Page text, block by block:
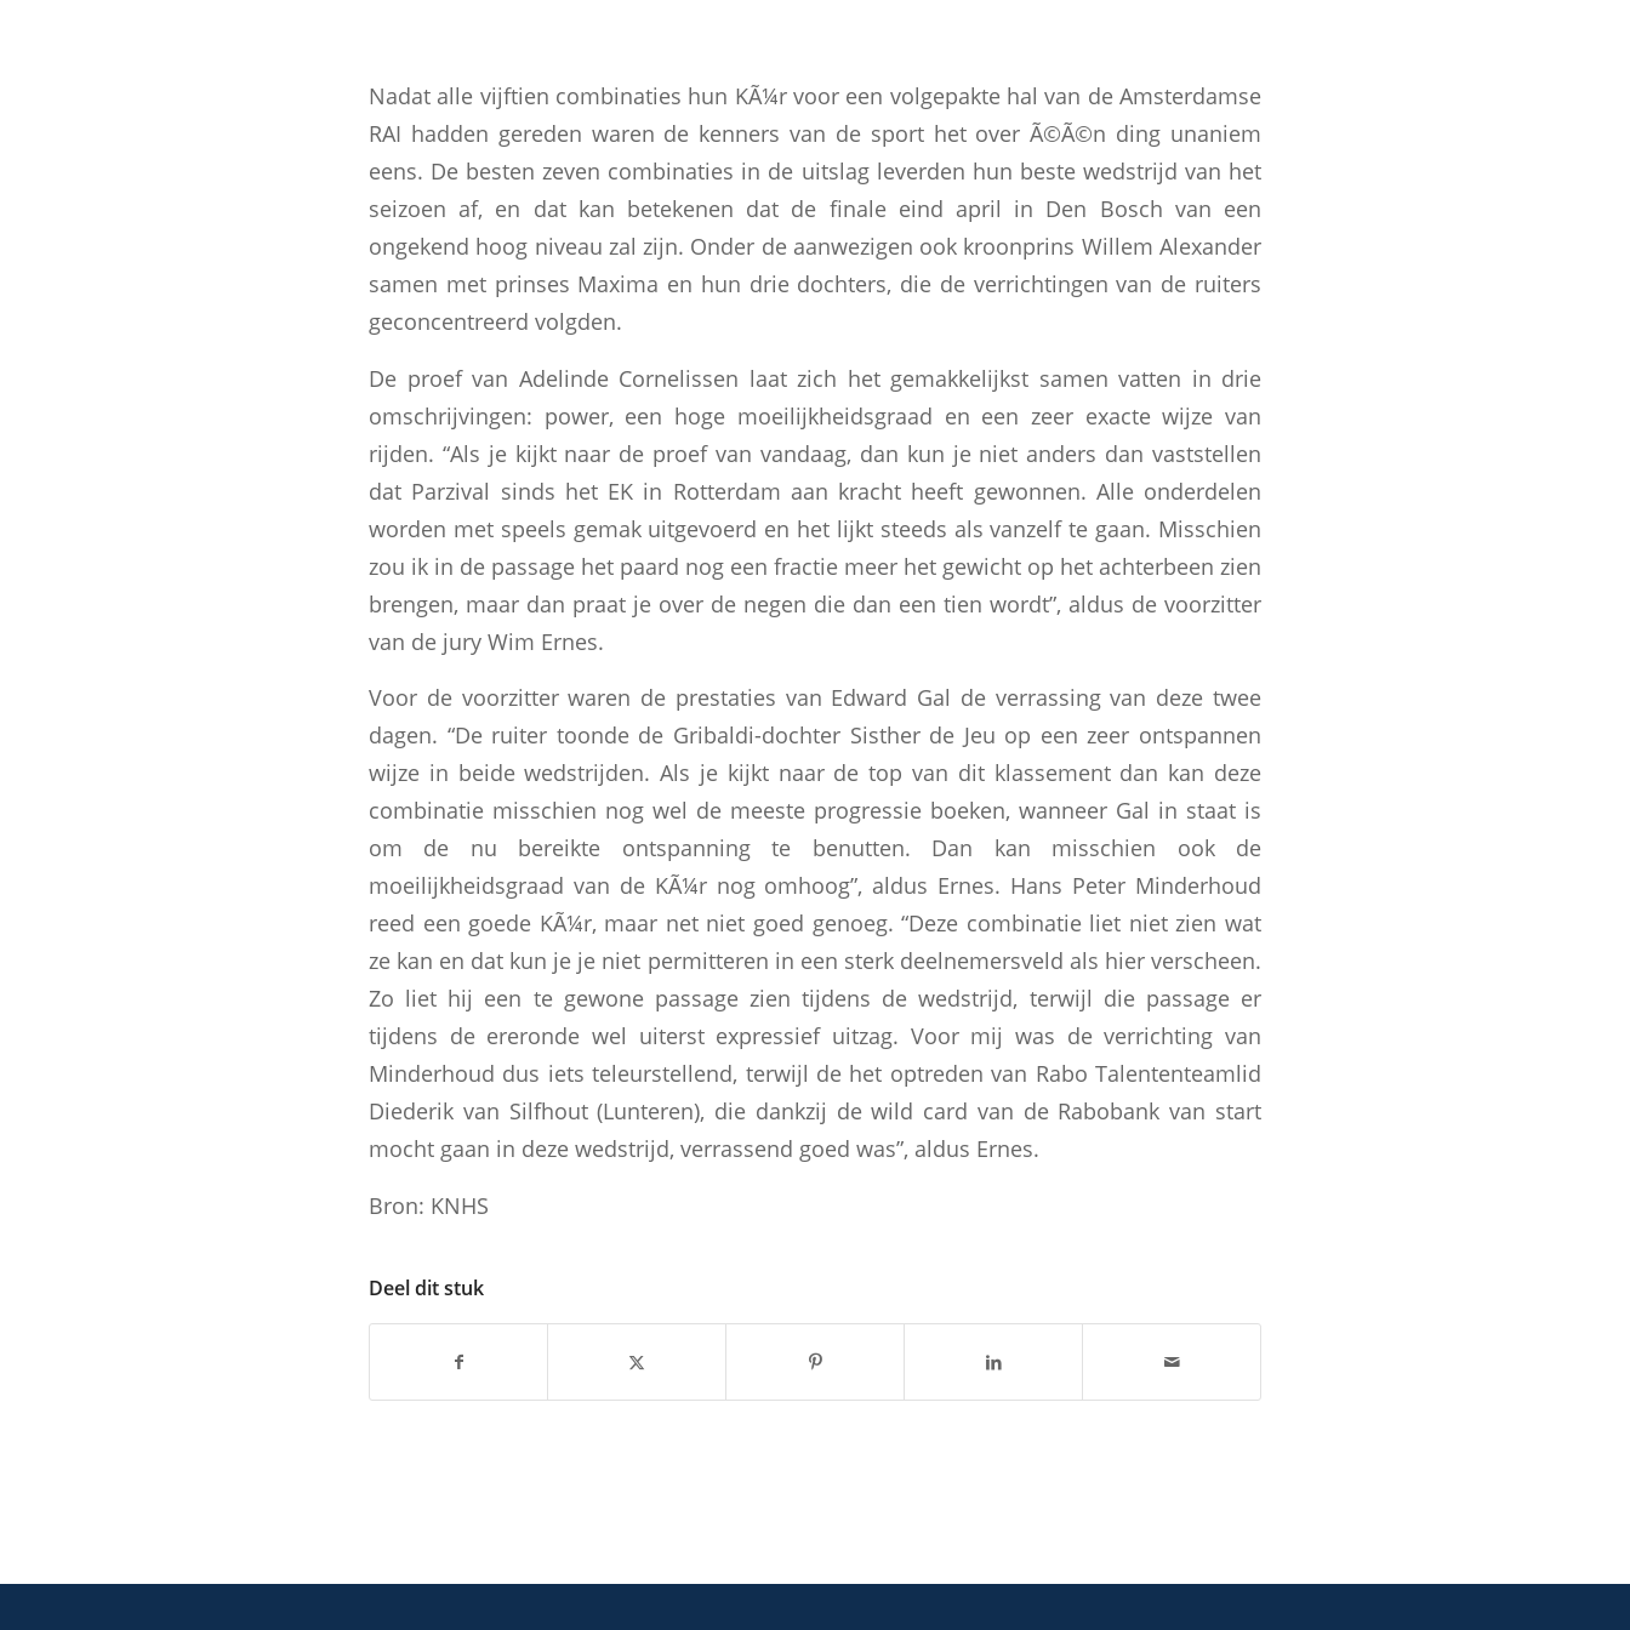
Nadat alle vijftien combinaties hun KÃ¼r voor een volgepakte hal van de Amsterdamse
RAI hadden gereden waren de kenners van de sport het over Ã©Ã©n ding unaniem
eens. De besten zeven combinaties in de uitslag leverden hun beste wedstrijd van het
seizoen af, en dat kan betekenen dat de finale eind april in Den Bosch van een
ongekend hoog niveau zal zijn. Onder de aanwezigen ook kroonprins Willem Alexander
samen met prinses Maxima en hun drie dochters, die de verrichtingen van de ruiters
geconcentreerd volgden.
De proef van Adelinde Cornelissen laat zich het gemakkelijkst samen vatten in drie
omschrijvingen: power, een hoge moeilijkheidsgraad en een zeer exacte wijze van
rijden. “Als je kijkt naar de proef van vandaag, dan kun je niet anders dan vaststellen
dat Parzival sinds het EK in Rotterdam aan kracht heeft gewonnen. Alle onderdelen
worden met speels gemak uitgevoerd en het lijkt steeds als vanzelf te gaan. Misschien
zou ik in de passage het paard nog een fractie meer het gewicht op het achterbeen zien
brengen, maar dan praat je over de negen die dan een tien wordt”, aldus de voorzitter
van de jury Wim Ernes.
Voor de voorzitter waren de prestaties van Edward Gal de verrassing van deze twee
dagen. “De ruiter toonde de Gribaldi-dochter Sisther de Jeu op een zeer ontspannen
wijze in beide wedstrijden. Als je kijkt naar de top van dit klassement dan kan deze
combinatie misschien nog wel de meeste progressie boeken, wanneer Gal in staat is
om de nu bereikte ontspanning te benutten. Dan kan misschien ook de
moeilijkheidsgraad van de KÃ¼r nog omhoog”, aldus Ernes. Hans Peter Minderhoud
reed een goede KÃ¼r, maar net niet goed genoeg. “Deze combinatie liet niet zien wat
ze kan en dat kun je je niet permitteren in een sterk deelnemersveld als hier verscheen.
Zo liet hij een te gewone passage zien tijdens de wedstrijd, terwijl die passage er
tijdens de ereronde wel uiterst expressief uitzag. Voor mij was de verrichting van
Minderhoud dus iets teleurstellend, terwijl de het optreden van Rabo Talententeamlid
Diederik van Silfhout (Lunteren), die dankzij de wild card van de Rabobank van start
mocht gaan in deze wedstrijd, verrassend goed was”, aldus Ernes.
Bron: KNHS
Deel dit stuk